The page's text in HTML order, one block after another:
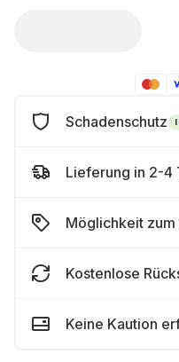
Schadenschutz
Lieferung in 2-4
Möglichkeit zum
Kostenlose
Keine Kaution